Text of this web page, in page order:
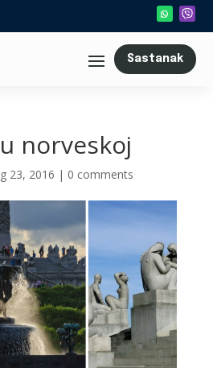
Sastanak
norveskoj
23, 2016 | 0 comments